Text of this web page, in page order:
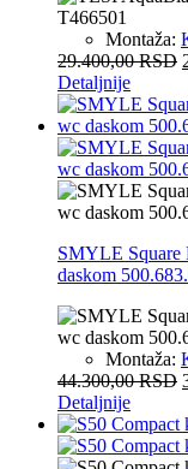
Montaža:
29.400,00RSD
Detaljnije
SMYLE Square
daskom
Montaža:
44.300,00RSD
Detaljnije